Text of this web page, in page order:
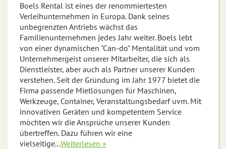
Boels Rental ist eines der renommiertesten
Verleihunternehmen in Europa. Dank seines
unbegrenzten Antriebs wächst das
Familienunternehmen jedes Jahr weiter. Boels lebt
von einer dynamischen "Can-do" Mentalität und vom
Unternehmergeist unserer Mitarbeiter, die sich als
Dienstleister, aber auch als Partner unserer Kunden
verstehen. Seit der Gründung im Jahr 1977 bietet die
Firma passende Mietlösungen für Maschinen,
Werkzeuge, Container, Veranstaltungsbedarf uvm. Mit
innovativen Geräten und kompetentem Service
möchten wir die Ansprüche unserer Kunden
übertreffen. Dazu führen wir eine
vielseitige...Weiterlesen »